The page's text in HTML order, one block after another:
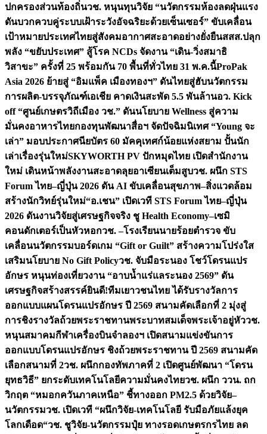
ปกครองส่วนท้องถิ่นวช. หนุนทุนวิจัย “นวัตกรรมห้องลดฝุ่นแรง
ดันบวกควบคู่ระบบเฝ้าระวังอัจฉริยะด้วยเซ็นเซอร์” ขับเคลื่อน
เป้าหมายประเทศไทยสู่สังคมอากาศสะอาดอย่างยั่งยืนสสส.ปลุก
พลัง “ขยับประเทศ” สู้โรค NCDs จัดงาน “เดิน-วิ่งสมาธิ
วิสาขะ” ครั้งที่ 25 พร้อมกัน 70 พื้นที่ทั่วไทย 31 พ.ค.นี้ProPak
Asia 2026 ย้ายสู่ “อิมแพ็ค เมืองทองฯ” ดันไทยสู่ฮับนวัตกรรม
การผลิต-บรรจุภัณฑ์เอเชีย คาดเงินสะพัด 5.5 พันล้านอว. Kick
off “ศูนย์เกษตรวิถีเมือง วช.” ดันนโยบาย Wellness สู่ความ
มั่นคงอาหารไทยกองทุนพัฒนาสื่อฯ จัดปัจฉิมนิเทศ “Young จะ
เล่า” มอบประกาศนียบัตร 60 มัคคุเทศก์น้อยแห่งสยาม ปั้นนัก
เล่าเรื่องรุ่นใหม่SKYWORTH PV ปักหมุดไทย เปิดสำนักงาน
ใหม่ เดินหน้าพลังงานสะอาดลุยอาเซียนเต็มสูบวช. ผนึก STS
Forum ไทย–ญี่ปุ่น 2026 ดัน AI ขับเคลื่อนสุขภาพ–สิ่งแวดล้อม
สร้างนักวิทย์รุ่นใหม่“อ.เชน” เปิดเวที STS Forum ไทย–ญี่ปุ่น
2026 ดันงานวิจัยสู่เศรษฐกิจจริง ชู Health Economy–เซมิ
คอนดักเตอร์เป็นหัวหอกวช. –โรงเรียนนายร้อยตำรวจ ขับ
เคลื่อนนวัตกรรมบอร์ดเกม “Gift or Guilt” สร้างความโปร่งใส
เสริมนโยบาย No Gift Policyวช. จับมือระนอง โชว์โดรนแปร
อักษร หนุนท่องเที่ยวงาน “อาบน้ำแร่แลระนอง 2569” ดัน
เศรษฐกิจสร้างสรรค์ยินดี!ทีมเยาวชนไทย ได้รับรางวัลการ
ออกแบบแผนโดรนแปรอักษร ปี 2569 สนามคัดเลือกที่ 2 มุ่งสู่
การชิงรางวัลถ้วยพระราชทานพระบาทสมเด็จพระเจ้าอยู่หัววช.
หนุนสมาคมกีฬาเครื่องบินจำลองฯ เปิดสนามแข่งขันการ
ออกแบบโดรนแปรอักษร ชิงถ้วยพระราชทาน ปี 2569 สนามคัด
เลือกสนามที่ 2วช. ผนึกกองทัพภาคที่ 2 เปิดศูนย์พัฒนา “โดรน
ยุทธวิธี” ยกระดับเทคโนโลยีความมั่นคงไทยวช. ผนึก ววน. ถก
วิกฤต “หมอกควันภาคเหนือ” ชี้ทางออก PM2.5 ด้วยวิจัย–
นวัตกรรมวช. เปิดเวที “ผนึกวิจัย-เทคโนโลยี รับมือภัยแล้งยุค
โลกเดือด“วช. ชูวิจัย-นวัตกรรมปุ๋ย ทางรอดเกษตรกรไทย ลด